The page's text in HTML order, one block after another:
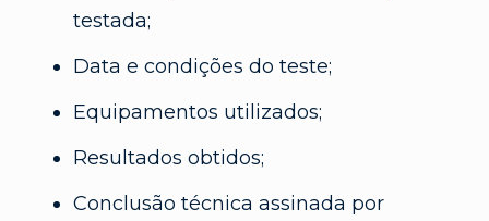
testada;
Data e condições do teste;
Equipamentos utilizados;
Resultados obtidos;
Conclusão técnica assinada por